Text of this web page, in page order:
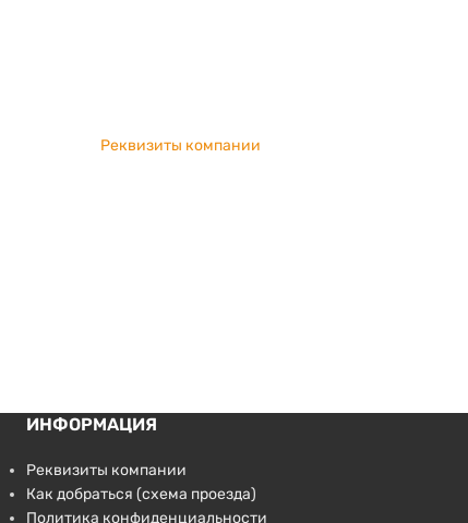
Реквизиты компании
ИНФОРМАЦИЯ
Реквизиты компании
Как добраться (схема проезда)
Политика конфиденциальности